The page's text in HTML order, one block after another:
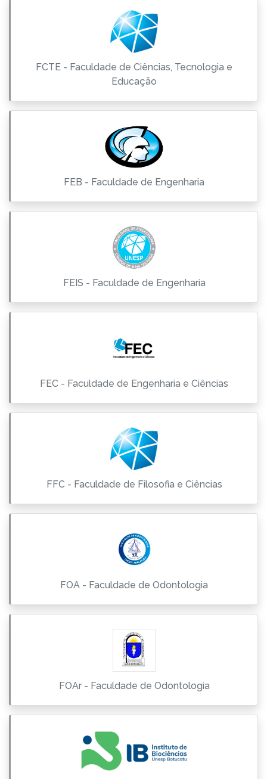
FCTE - Faculdade de Ciências, Tecnologia e
Educação
FEB - Faculdade de Engenharia
FEIS - Faculdade de Engenharia
FEC - Faculdade de Engenharia e Ciências
FFC - Faculdade de Filosofia e Ciências
FOA - Faculdade de Odontologia
FOAr - Faculdade de Odontologia